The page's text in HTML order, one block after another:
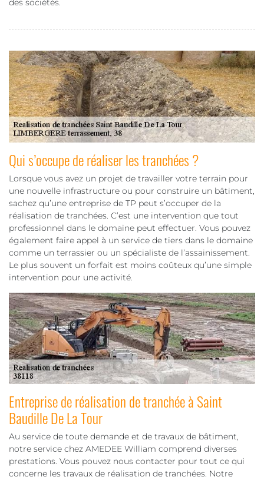
des sociétés.
Qui s’occupe de réaliser les tranchées ?
Lorsque vous avez un projet de travailler votre terrain pour
une nouvelle infrastructure ou pour construire un bâtiment,
sachez qu’une entreprise de TP peut s’occuper de la
réalisation de tranchées. C’est une intervention que tout
professionnel dans le domaine peut effectuer. Vous pouvez
également faire appel à un service de tiers dans le domaine
comme un terrassier ou un spécialiste de l’assainissement.
Le plus souvent un forfait est moins coûteux qu’une simple
intervention pour une activité.
Entreprise de réalisation de tranchée à Saint
Baudille De La Tour
Au service de toute demande et de travaux de bâtiment,
notre service chez AMEDEE William comprend diverses
prestations. Vous pouvez nous contacter pour tout ce qui
concerne les travaux de réalisation de tranchées. Notre